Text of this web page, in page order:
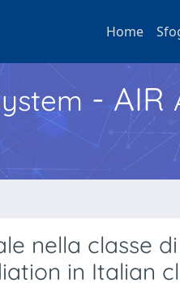
Home
- AIR
nella classe di
in Italian